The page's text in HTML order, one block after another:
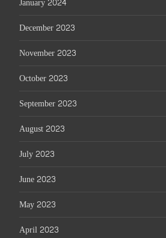
December 2023
November 2023
October 2023
September 2023
August 2023
July 2023
June 2023
May 2023
April 2023